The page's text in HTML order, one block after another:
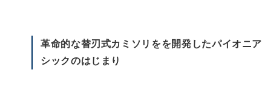
革命的な替刃式カミソリをを開発したパイオニア
シックのはじまり